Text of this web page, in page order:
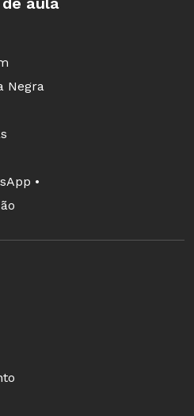
o grande
ainda são
ao Pisa?
que sim
Negra
•